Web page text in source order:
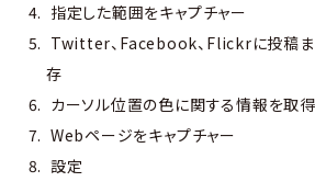
指定した範囲をキャプチャー
Twitter、Facebook、Flickrに投稿
存
カーソル位置の色に関する情報を取得
Webページをキャプチャー
設定